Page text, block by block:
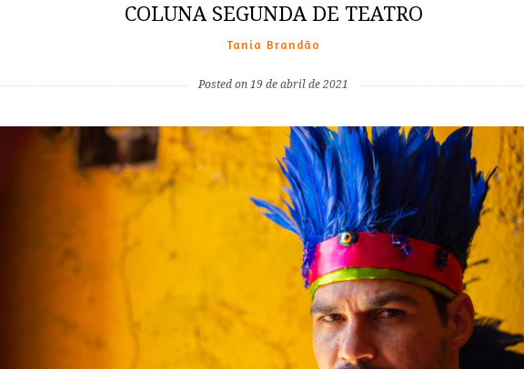
COLUNA SEGUNDA DE TEATRO
Tania Brandão
Posted on 19 de abril de 2021